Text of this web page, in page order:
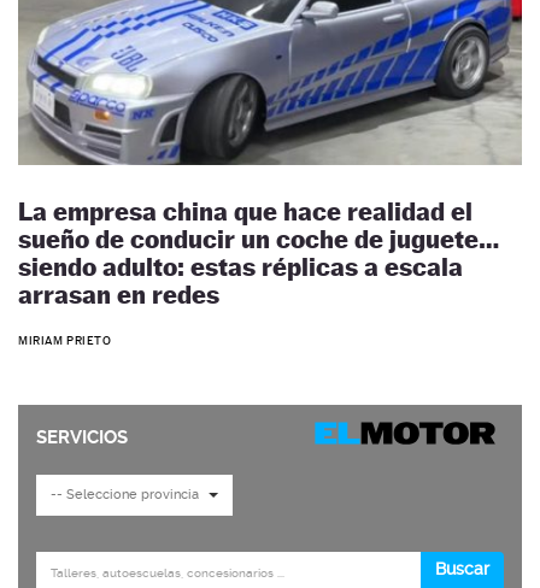
La empresa china que hace realidad el
sueño de conducir un coche de juguete…
siendo adulto: estas réplicas a escala
arrasan en redes
MIRIAM PRIETO